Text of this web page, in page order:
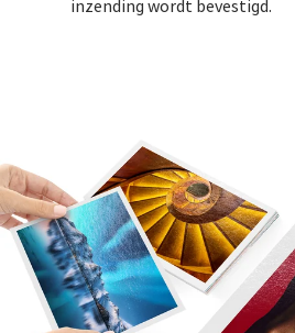
inzending wordt bevestigd.